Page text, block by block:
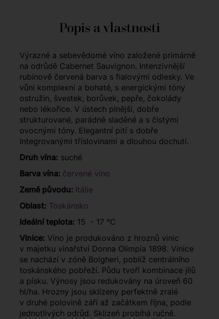
Popis a vlastnosti
Výrazné a sebevědomé víno založené primárně
na odrůdě Cabernet Sauvignon. Intenzivnější
rubínově červená barva s fialovými odlesky. Ve
vůni komplexní a bohaté, s energickými tóny
ostružin, švestek, borůvek, pepře, čokolády
nebo lékořice. V ústech plnější, dobře
strukturované, parádně sladěné a s čistými
ovocnými tóny. Elegantní pití s dobře
integrovanými tříslovinami a dlouhou dochutí.
Druh vína: suché
Barva vína: červené víno
Země původu: Itálie
Oblast: Toskánsko
Ideální teplota: 15 - 17 °C
Vinice: Víno je produkováno z hroznů vinic
v majetku vinařství Donna Olimpia 1898. Vinice
se nachází v zóně Bolgheri, poblíž centrálního
toskánského pobřeží. Půdu tvoří kombinace jílů
a písku. Výnosy jsou redukovány na úroveň 60
hl/ha. Hrozny jsou sklízeny perfektně zralé
v druhé polovině září až začátkem října, podle
jednotlivých odrůd. Sklizeň probíhá ručně.